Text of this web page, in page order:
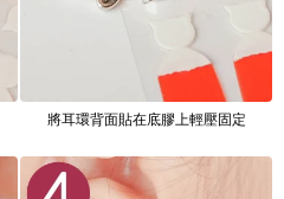
將耳環背面貼在底膠上輕壓固定